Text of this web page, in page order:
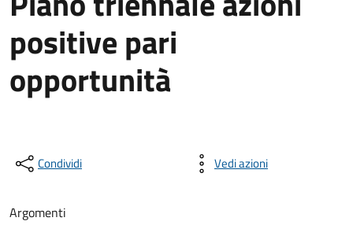
positive pari
opportunità
Condividi Vedi azioni
Argomenti